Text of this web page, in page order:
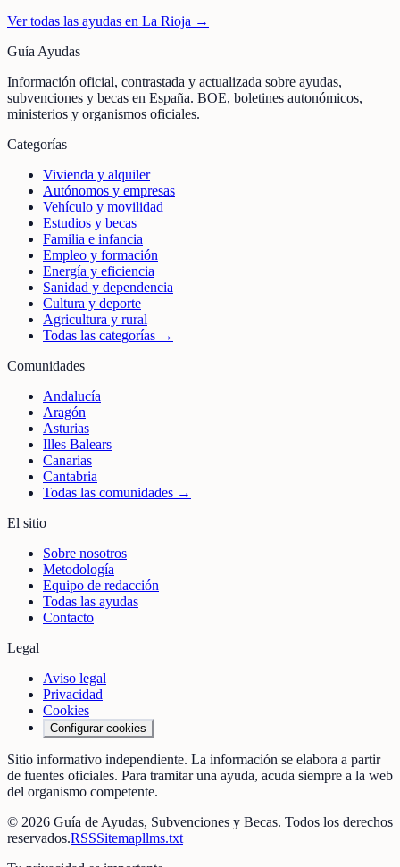
Ver todas las ayudas en La Rioja →
Guía Ayudas
Información oficial, contrastada y actualizada sobre ayudas,
subvenciones y becas en España. BOE, boletines autonómicos,
ministerios y organismos oficiales.
Categorías
Vivienda y alquiler
Autónomos y empresas
Vehículo y movilidad
Estudios y becas
Familia e infancia
Empleo y formación
Energía y eficiencia
Sanidad y dependencia
Cultura y deporte
Agricultura y rural
Todas las categorías →
Comunidades
Andalucía
Aragón
Asturias
Illes Balears
Canarias
Cantabria
Todas las comunidades →
El sitio
Sobre nosotros
Metodología
Equipo de redacción
Todas las ayudas
Contacto
Legal
Aviso legal
Privacidad
Cookies
Configurar cookies
Sitio informativo independiente. La información se elabora a partir
de fuentes oficiales. Para tramitar una ayuda, acuda siempre a la web
del organismo competente.
© 2026 Guía de Ayudas, Subvenciones y Becas. Todos los derechos
reservados.RSSSitemapllms.txt